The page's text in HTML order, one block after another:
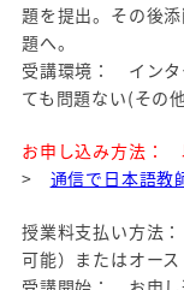
題を提出。その後
題へ。
受講環境： インタ
ても問題ない(その
お申し込み方法：
> 通信で日本語教
授業料支払い方法
可能）またはオー